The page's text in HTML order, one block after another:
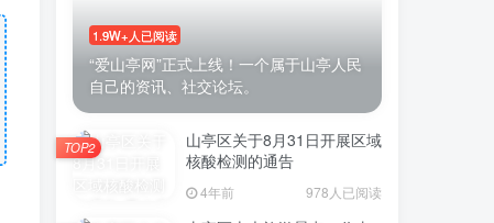
1.9W+人已阅读
“爱山亭网”正式上线！一个属于山亭人民
自己的资讯、社交论坛。
山亭区关于8月31日开展区域
核酸检测的通告
4年前 978人已阅读
TOP2